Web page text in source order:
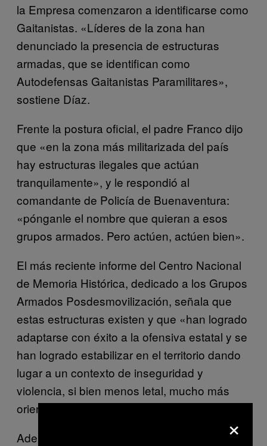
la Empresa comenzaron a identificarse como
Gaitanistas. «Líderes de la zona han
denunciado la presencia de estructuras
armadas, que se identifican como
Autodefensas Gaitanistas Paramilitares»,
sostiene Díaz.
Frente la postura oficial, el padre Franco dijo
que «en la zona más militarizada del país
hay estructuras ilegales que actúan
tranquilamente», y le respondió al
comandante de Policía de Buenaventura:
«pónganle el nombre que quieran a esos
grupos armados. Pero actúen, actúen bien».
El más reciente informe del Centro Nacional
de Memoria Histórica, dedicado a los Grupos
Armados Posdesmovilización, señala que
estas estructuras existen y que «han logrado
adaptarse con éxito a la ofensiva estatal y se
han logrado estabilizar en el territorio dando
lugar a un contexto de inseguridad y
violencia, si bien menos letal, mucho más
orientado al desplazamiento y la amenaza».
Además, el propio Defensor del Pueblo,
×